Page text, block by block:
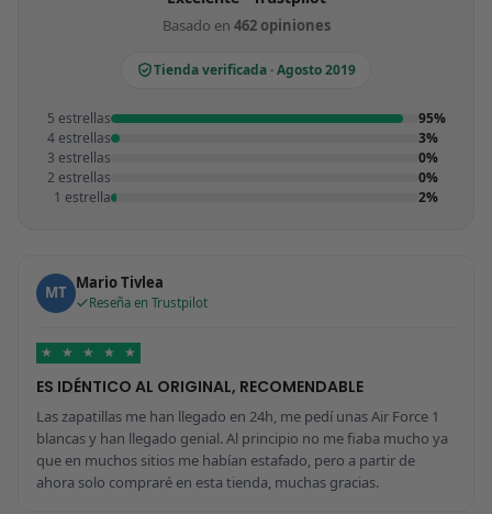
Basado en 462 opiniones
Tienda verificada · Agosto 2019
5 estrellas
95%
4 estrellas
3%
3 estrellas
0%
2 estrellas
0%
1 estrella
2%
MT Mario Tivlea
Reseña en Trustpilot
★ ★ ★ ★ ★
ES IDÉNTICO AL ORIGINAL, RECOMENDABLE
Las zapatillas me han llegado en 24h, me pedí unas Air Force 1
blancas y han llegado genial. Al principio no me fiaba mucho ya
que en muchos sitios me habían estafado, pero a partir de
ahora solo compraré en esta tienda, muchas gracias.